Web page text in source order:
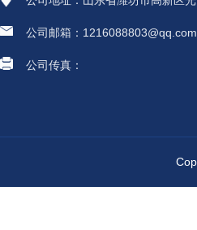
公司邮箱：1216088803@qq.com
公司传真：